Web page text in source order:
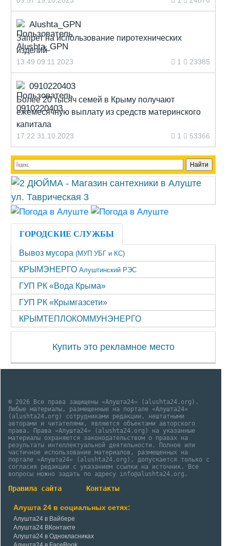
Alushta_GPN
Запрет на использование пиротехнических
изделий
13:49 09.11.2023 1 23385
0910220403
Более 20 тысяч семей в Крыму получают
ежемесячную выплату из средств материнского
капитала
17:22 31.10.2023 1 53366
ГОРОДСКИЕ СЛУЖБЫ
Вывоз мусора (МУП УБГ и КС)
КРЫМЭНЕРГО Алуштинский РЭС
ГУП РК «Вода Крыма»
ГУП РК «Крымгазсети»
КРЫМТЕПЛОКОММУНЭНЕРГО
Купить это рекламное место
© 2026 Все права защищены «Алушта24» (alushta24.org).
Любые материалы, размещенные на портале «Алушта24»
(alushta24.org) сотрудниками редакции, нештатными
авторами и читателями, являются объектами авторского
права. Права «Алушта24» (alushta24.org) на указанные
материалы охраняются законодательством о правах на
результаты интеллектуальной деятельности. Полное или
частичное использование материалов, размещенных на
портале «Алушта24» (alushta24.org), допускается только с
согласия редакции с указанием ссылки на источник. Все
вопросы можно задать по адресу info@alushta24.org.
Правила сайта Контакты
Алушта 24 в социальных сетях:
Алушта24 в Вайбере
Алушта24 ВКонтакте
Алушта24 в Однокласниках